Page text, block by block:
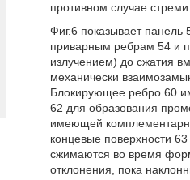
противном случае
Фиг.6 показывает панель
приварным ребрам 54 и
излучением) до сжатия
механически
Блокирующее ребро 60
62 для образования
имеющей
концевые поверхности
сжимаются во время
отклонения, пока